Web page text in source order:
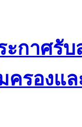
กาศรั
ครองแ